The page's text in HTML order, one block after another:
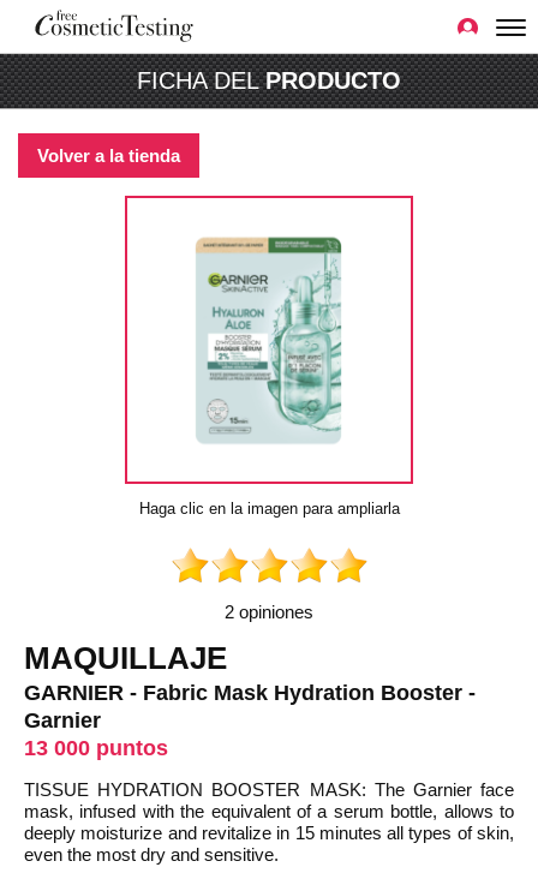
FICHA DELPRODUCTO
Volver a la tienda
Haga clic en la imagen para ampliarla
2 opiniones
MAQUILLAJE
GARNIER - Fabric Mask Hydration Booster -
Garnier
13 000 puntos
TISSUE HYDRATION BOOSTER MASK: The Garnier face
mask, infused with the equivalent of a serum bottle, allows to
deeply moisturize and revitalize in 15 minutes all types of skin,
even the most dry and sensitive.